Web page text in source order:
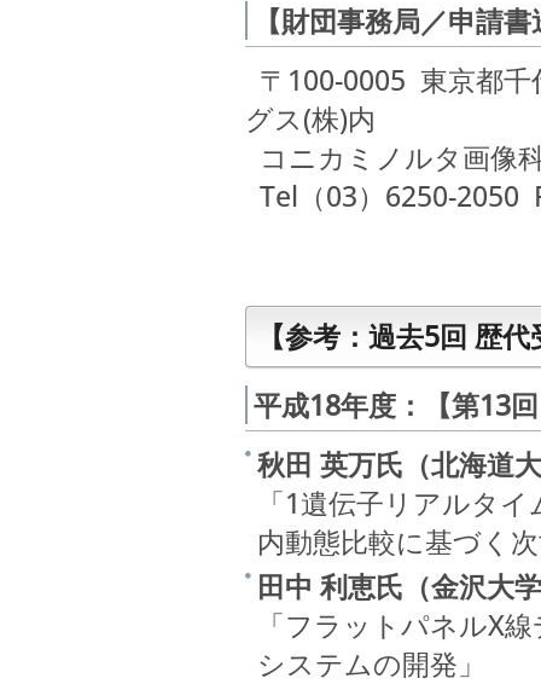
【財団事務局／申請
〒100-0005 東京都
グス(株)内
コニカミノルタ画像
Tel（03）6250-2050
【参考：過去5回 歴
平成18年度：【第13
秋田 英万氏（北海道
「1遺伝子リアルタ
内動態比較に基づく
田中 利恵氏（金沢大
「フラットパネルX
システムの開発」